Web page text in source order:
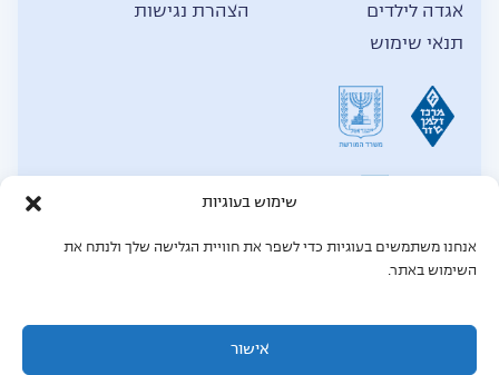
שימוש בעוגיות
אנחנו משתמשים בעוגיות כדי לשפר את חוויית הגלישה שלך ולנתח את
השימוש באתר.
אישור
הצהרת נגישות
תנאי שימוש
אגדה לילדים
תחזוקת אתר: Mgt force מומחים לאתרי וורדפרס